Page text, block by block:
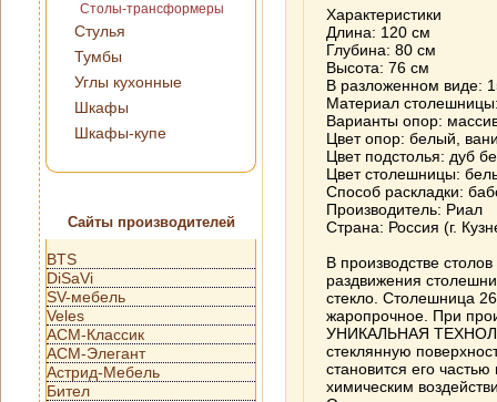
Столы-трансформеры
Стулья
Тумбы
Углы кухонные
Шкафы
Шкафы-купе
Сайты производителей
BTS
DiSaVi
SV-мебель
Veles
АСМ-Классик
АСМ-Элегант
Астрид-Мебель
Бител
Характеристики
Длина: 120 см
Глубина: 80 см
Высота: 76 см
В разложенном виде:
Материал
Варианты опор:
Цвет опор: белый,
Цвет подстолья: дуб
Цвет столешницы:
Способ раскладки:
Производитель: Риал
Страна: Россия (г.
В производстве
раздвижения
стекло. Столешница
жаропрочное. При
УНИКАЛЬНАЯ
стеклянную
становится его
химическим